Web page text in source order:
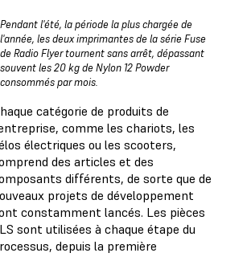
Pendant l'été, la période la plus chargée de
l'année, les deux imprimantes de la série Fuse
de Radio Flyer tournent sans arrêt, dépassant
souvent les 20 kg de Nylon 12 Powder
consommés par mois.
catégorie de produits de
comme les chariots, les
électriques ou les scooters,
des articles et des
différents, de sorte que de
projets de développement
constamment lancés. Les pièces
sont utilisées à chaque étape du
depuis la première